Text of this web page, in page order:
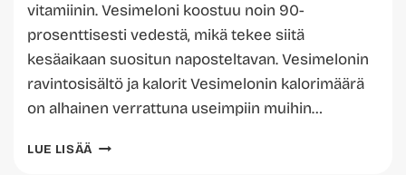
vitamiinin. Vesimeloni koostuu noin 90-
prosenttisesti vedestä, mikä tekee siitä
kesäaikaan suositun naposteltavan. Vesimelonin
ravintosisältö ja kalorit Vesimelonin kalorimäärä
on alhainen verrattuna useimpiin muihin…
LUE LISÄÄ NÄMÄ